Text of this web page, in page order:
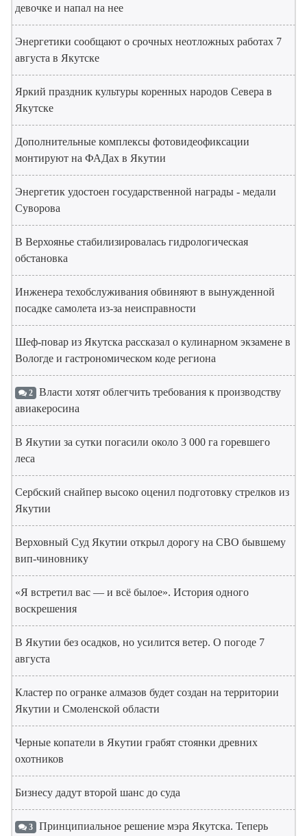
девочке и напал на нее
Энергетики сообщают о срочных неотложных работах 7
августа в Якутске
Яркий праздник культуры коренных народов Севера в
Якутске
Дополнительные комплексы фотовидеофиксации
монтируют на ФАДах в Якутии
Энергетик удостоен государственной награды - медали
Суворова
В Верхоянье стабилизировалась гидрологическая
обстановка
Инженера техобслуживания обвиняют в вынужденной
посадке самолета из-за неисправности
Шеф-повар из Якутска рассказал о кулинарном экзамене в
Вологде и гастрономическом коде региона
2 Власти хотят облегчить требования к производству
авиакеросина
В Якутии за сутки погасили около 3 000 га горевшего
леса
Сербский снайпер высоко оценил подготовку стрелков из
Якутии
Верховный Суд Якутии открыл дорогу на СВО бывшему
вип-чиновнику
«Я встретил вас — и всё былое». История одного
воскрешения
В Якутии без осадков, но усилится ветер. О погоде 7
августа
Кластер по огранке алмазов будет создан на территории
Якутии и Смоленской области
Черные копатели в Якутии грабят стоянки древних
охотников
Бизнесу дадут второй шанс до суда
3 Принципиальное решение мэра Якутска. Теперь